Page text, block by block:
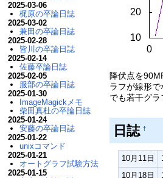
降伏点を
ラフが線形
でも若干グ
日誌 †
10月11日
10月18日
2025-03-06
梶原の卒論日誌
2025-03-02
兼田の卒論日誌
2025-02-28
皆川の卒論日誌
2025-02-14
佐藤卒論日誌
2025-02-05
服部の卒論日誌
2025-01-30
ImageMagickメモ
柴田真杜の卒論日誌
2025-01-24
安藤の卒論日誌
2025-01-22
unixコマンド
2025-01-21
オートグラフ試験方法
2025-01-15